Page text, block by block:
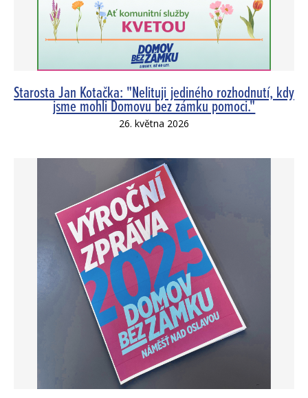
Starosta Jan Kotačka: "Nelituji jediného rozhodnutí, kdy
jsme mohli Domovu bez zámku pomoci."
26. května 2026